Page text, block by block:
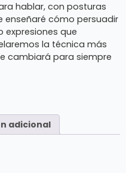
hablar, con posturas
enseñaré cómo persuadir
expresiones que
la técnica más
cambiará para siempre
adicional